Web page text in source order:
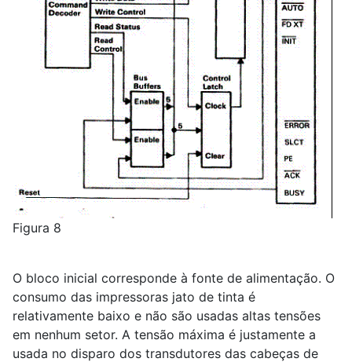
Figura 8
O bloco inicial corresponde à fonte de alimentação. O
consumo das impressoras jato de tinta é
relativamente baixo e não são usadas altas tensões
em nenhum setor. A tensão máxima é justamente a
usada no disparo dos transdutores das cabeças de